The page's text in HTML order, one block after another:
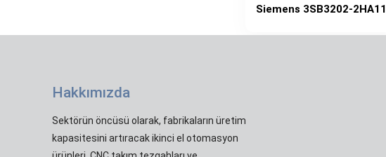
Siemens 3SB3202-2HA11
Hakkımızda
Sektörün öncüsü olarak, fabrikaların üretim
kapasitesini artıracak ikinci el otomasyon